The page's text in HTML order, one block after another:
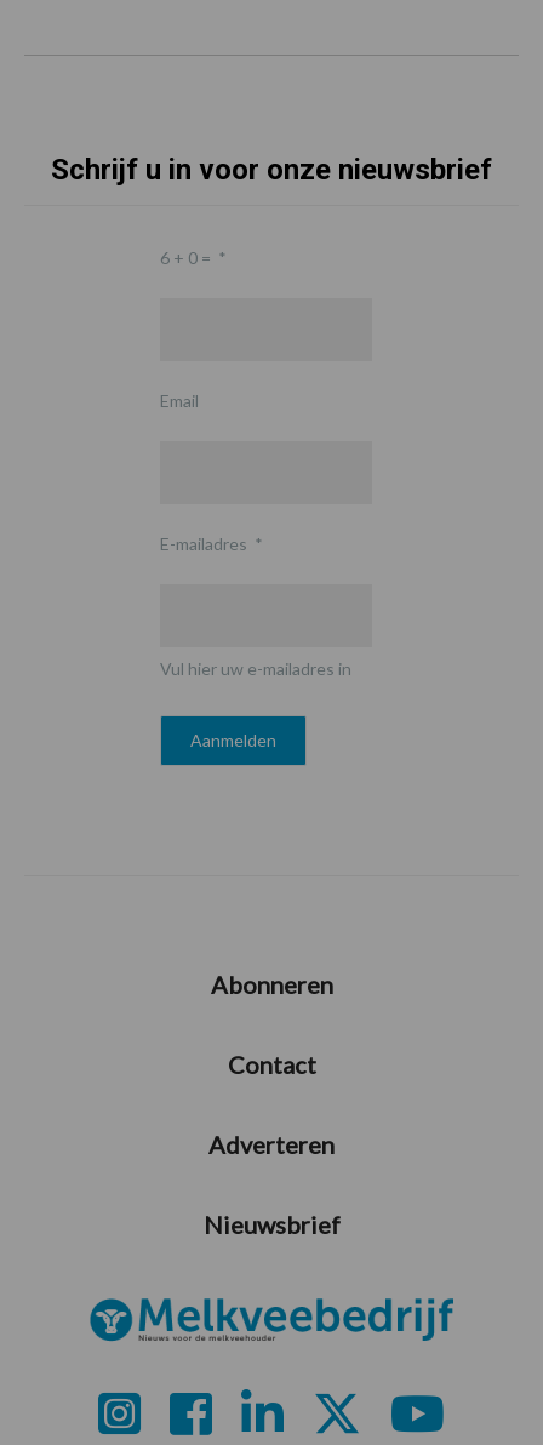
Schrijf u in voor onze nieuwsbrief
6 + 0 = *
Email
E-mailadres *
Vul hier uw e-mailadres in
Abonneren
Contact
Adverteren
Nieuwsbrief